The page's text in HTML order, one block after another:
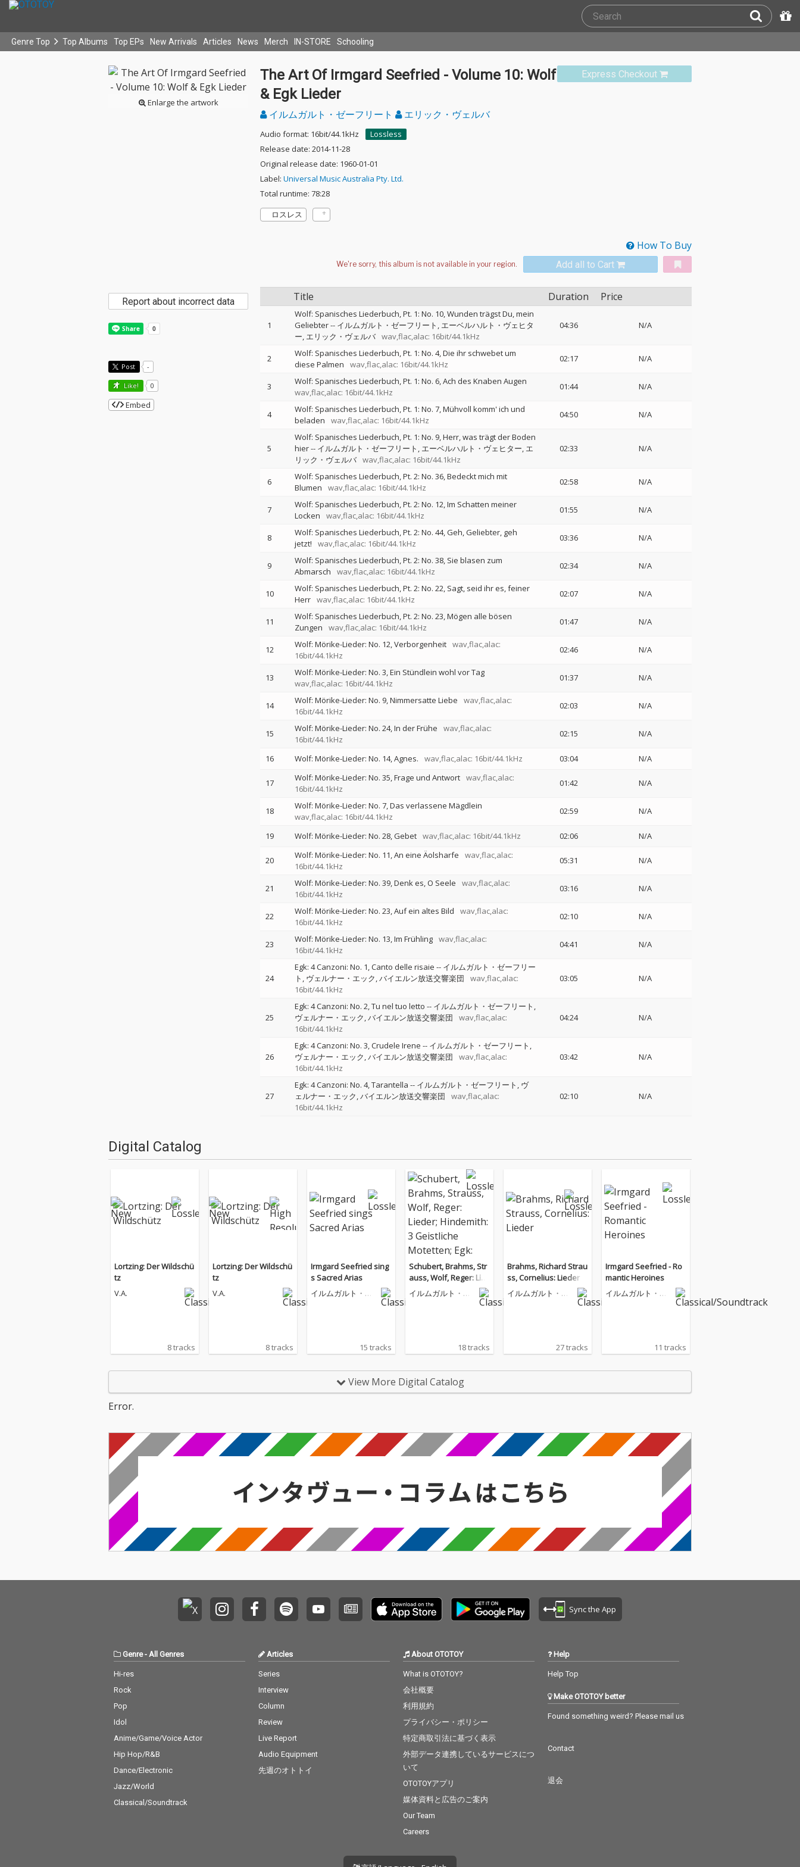
Genre Top Top Albums Top EPs New Arrivals Articles News Merch IN-STORE Schooling
Enlarge the artwork
Express Checkout
The Art Of Irmgard Seefried - Volume 10: Wolf
& Egk Lieder
イルムガルト・ゼーフリート エリック・ヴェルバ
Audio format: 16bit/44.1kHz
Lossless
Release date: 2014-11-28
Original release date: 1960-01-01
Label: Universal Music Australia Pty. Ltd.
Total runtime: 78:28
ロスレス
How To Buy
Add all to Cart
Title Duration Price
1
Wolf: Spanisches Liederbuch, Pt. 1: No. 10, Wunden trägst Du, mein
Geliebter-- イルムガルト・ゼーフリート エーベルハルト・ヴェヒタ
ー エリック・ヴェルバ wav,flac,alac: 16bit/44.1kHz
04:36 N/A
2
Wolf: Spanisches Liederbuch, Pt. 1: No. 4, Die ihr schwebet um
diese Palmen
wav,flac,alac: 16bit/44.1kHz
02:17 N/A
3
Wolf: Spanisches Liederbuch, Pt. 1: No. 6, Ach des Knaben Augen
wav,flac,alac: 16bit/44.1kHz
01:44 N/A
4
Wolf: Spanisches Liederbuch, Pt. 1: No. 7, Mühvoll komm' ich und
beladen
wav,flac,alac: 16bit/44.1kHz
04:50 N/A
5
Wolf: Spanisches Liederbuch, Pt. 1: No. 9, Herr, was trägt der Boden
hier-- イルムガルト・ゼーフリート エーベルハルト・ヴェヒター エ
リック・ヴェルバ wav,flac,alac: 16bit/44.1kHz
02:33 N/A
6
Wolf: Spanisches Liederbuch, Pt. 2: No. 36, Bedeckt mich mit
Blumen
wav,flac,alac: 16bit/44.1kHz
02:58 N/A
7
Wolf: Spanisches Liederbuch, Pt. 2: No. 12, Im Schatten meiner
Locken
wav,flac,alac: 16bit/44.1kHz
01:55 N/A
8
Wolf: Spanisches Liederbuch, Pt. 2: No. 44, Geh, Geliebter, geh
jetzt!
wav,flac,alac: 16bit/44.1kHz
03:36 N/A
9
Wolf: Spanisches Liederbuch, Pt. 2: No. 38, Sie blasen zum
Abmarsch
wav,flac,alac: 16bit/44.1kHz
02:34 N/A
10
Wolf: Spanisches Liederbuch, Pt. 2: No. 22, Sagt, seid ihr es, feiner
Herr wav,flac,alac: 16bit/44.1kHz
02:07 N/A
11
Wolf: Spanisches Liederbuch, Pt. 2: No. 23, Mögen alle bösen
Zungen
wav,flac,alac: 16bit/44.1kHz
01:47 N/A
12 Wolf: Mörike-Lieder: No. 12, Verborgenheit wav,flac,alac:
16bit/44.1kHz
02:46 N/A
13
Wolf: Mörike-Lieder: No. 3, Ein Stündlein wohl vor Tag
wav,flac,alac: 16bit/44.1kHz
01:37 N/A
14 Wolf: Mörike-Lieder: No. 9, Nimmersatte Liebe
wav,flac,alac:
16bit/44.1kHz
02:03 N/A
15 Wolf: Mörike-Lieder: No. 24, In der Frühe
wav,flac,alac:
16bit/44.1kHz
02:15 N/A
16 Wolf: Mörike-Lieder: No. 14, Agnes. wav,flac,alac: 16bit/44.1kHz 03:04 N/A
17 Wolf: Mörike-Lieder: No. 35, Frage und Antwort wav,flac,alac:
16bit/44.1kHz
01:42 N/A
18
Wolf: Mörike-Lieder: No. 7, Das verlassene Mägdlein
wav,flac,alac: 16bit/44.1kHz
02:59 N/A
19 Wolf: Mörike-Lieder: No. 28, Gebet wav,flac,alac: 16bit/44.1kHz 02:06 N/A
20 Wolf: Mörike-Lieder: No. 11, An eine Äolsharfe
wav,flac,alac:
16bit/44.1kHz
05:31 N/A
21 Wolf: Mörike-Lieder: No. 39, Denk es, O Seele
wav,flac,alac:
16bit/44.1kHz
03:16 N/A
22 Wolf: Mörike-Lieder: No. 23, Auf ein altes Bild
wav,flac,alac:
16bit/44.1kHz
02:10 N/A
23 Wolf: Mörike-Lieder: No. 13, Im Frühling wav,flac,alac:
16bit/44.1kHz
04:41 N/A
24
Egk: 4 Canzoni: No. 1, Canto delle risaie -- イルムガルト・ゼーフリー
ト ヴェルナー・エック バイエルン放送交響楽団
wav,flac,alac:
16bit/44.1kHz
03:05 N/A
25
Egk: 4 Canzoni: No. 2, Tu nel tuo letto -- イルムガルト・ゼーフリート
ヴェルナー・エック バイエルン放送交響楽団
wav,flac,alac:
16bit/44.1kHz
04:24 N/A
26
Egk: 4 Canzoni: No. 3, Crudele Irene -- イルムガルト・ゼーフリート
ヴェルナー・エック バイエルン放送交響楽団
wav,flac,alac:
16bit/44.1kHz
03:42 N/A
27
Egk: 4 Canzoni: No. 4, Tarantella -- イルムガルト・ゼーフリート ヴ
ェルナー・エック バイエルン放送交響楽団
wav,flac,alac:
16bit/44.1kHz
02:10 N/A
Report about incorrect data
Post -
Like! 0
Embed
Digital Catalog
Lortzing: Der Wildschü
tz
V.A.
8 tracks
Lortzing: Der Wildschü
tz
V.A.
8 tracks
Irmgard Seefried sing
s Sacred Arias
イルムガルト・ゼ
15 tracks
Schubert, Brahms, Str
auss, Wolf, Reger: Lie
der; Hindemith: 3 Geis
tliche Motetten; Egk: Q
イルムガルト・ゼ
18 tracks
Brahms, Richard Strau
ss, Cornelius: Lieder
イルムガルト・ゼ
27 tracks
Irmgard Seefried - Ro
mantic Heroines
イルムガルト・ゼ
11 tracks
View More Digital Catalog
Error.
Sync the App
Genre- All Genres
Hi-res
Rock
Pop
Idol
Anime/Game/Voice Actor
Hip Hop/R&B
Dance/Electronic
Jazz/World
Classical/Soundtrack
Articles
Series
Interview
Column
Review
Live Report
Audio Equipment
先週のオトトイ
About OTOTOY
What is OTOTOY?
会社概要
利用規約
プライバシー・ポリシー
特定商取引法に基づく表示
外部データ連携しているサービスにつ
いて
OTOTOYアプリ
媒体資料と広告のご案内
Our Team
Careers
Help
Help Top
Make OTOTOY better
Found something weird? Please mail us
Contact
退会